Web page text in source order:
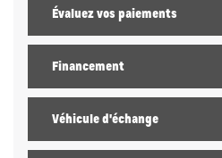
Évaluez vos paiements
Financement
Véhicule d'échange